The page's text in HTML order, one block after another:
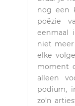
nog een
poëzie
eenmaal
niet
elke
moment
alleen
podium,
zo’n